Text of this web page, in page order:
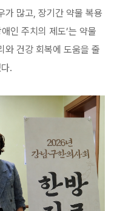
가 많고, 장기간 약물 복용
인 주치의 제도’는 약물
와 건강 회복에 도움을 줄
.